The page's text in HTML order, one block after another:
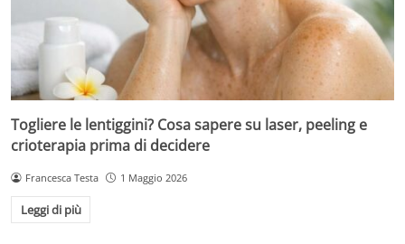
Togliere le lentiggini? Cosa sapere su laser, peeling e
crioterapia prima di decidere
Francesca Testa 1 Maggio 2026
Leggi di più